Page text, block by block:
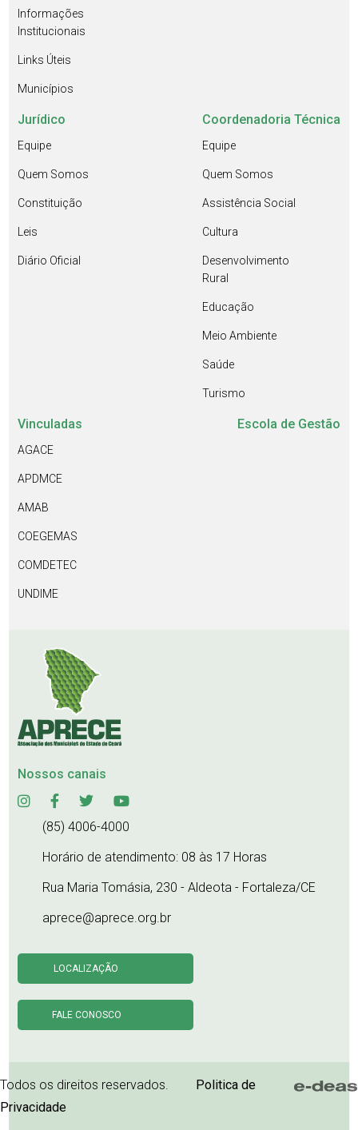
Informações
Institucionais
Links Úteis
Municípios
Jurídico
Equipe
Quem Somos
Constituição
Leis
Diário Oficial
Coordenadoria Técnica
Equipe
Quem Somos
Assistência Social
Cultura
Desenvolvimento
Rural
Educação
Meio Ambiente
Saúde
Turismo
Vinculadas
AGACE
APDMCE
AMAB
COEGEMAS
COMDETEC
UNDIME
Escola de Gestão
Nossos canais
(85) 4006-4000
Horário de atendimento: 08 às 17 Horas
Rua Maria Tomásia, 230 - Aldeota - Fortaleza/CE
aprece@aprece.org.br
LOCALIZAÇÃO
FALE CONOSCO
Todos os direitos reservados.
Politica de
Privacidade